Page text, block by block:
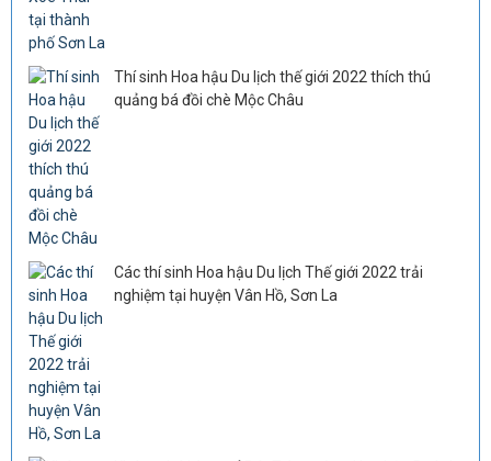
Thí sinh Hoa hậu Du lịch thế giới 2022 thích thú
quảng bá đồi chè Mộc Châu
Các thí sinh Hoa hậu Du lịch Thế giới 2022 trải
nghiệm tại huyện Vân Hồ, Sơn La